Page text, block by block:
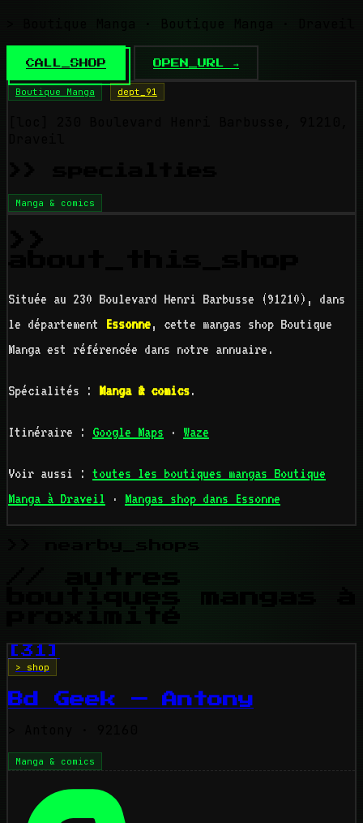
> Boutique Manga · Boutique Manga · Draveil
CALL_SHOP OPEN_URL →
Boutique Manga dept_91
Manga & comics
Située au 230 Boulevard Henri Barbusse (91210), dans
le département Essonne, cette mangas shop Boutique
Manga est référencée dans notre annuaire.
Spécialités : Manga & comics.
Itinéraire : Google Maps · Waze
Voir aussi : toutes les boutiques mangas Boutique
Manga à Draveil · Mangas shop dans Essonne
>> nearby_shops
// autres
boutiques mangas à
proximité
[31]
> shop
Bd Geek — Antony
Manga & comics